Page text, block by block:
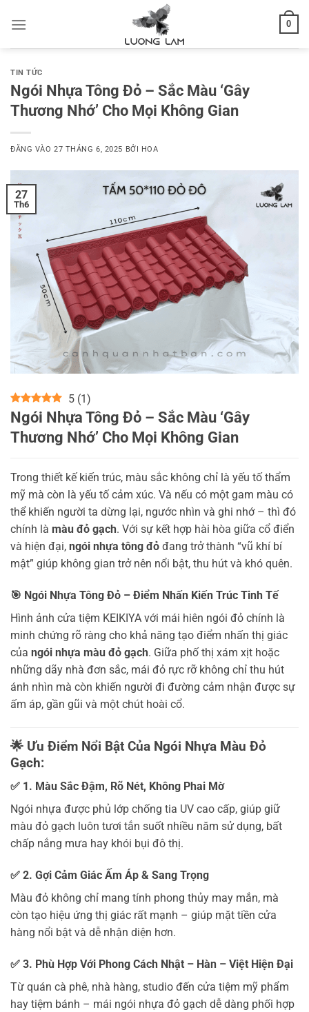
qua
0
TIN TỨC
Ngói Nhựa Tông Đỏ – Sắc Màu ‘Gây
Thương Nhớ’ Cho Mọi Không Gian
ĐĂNG VÀO27 THÁNG 6, 2025 BỞI HOA
27
Th6
5 (1 )
Ngói Nhựa Tông Đỏ – Sắc Màu ‘Gây
Thương Nhớ’ Cho Mọi Không Gian
Trong thiết kế kiến trúc, màu sắc không chỉ là yếu tố thẩm
mỹ mà còn là yếu tố cảm xúc. Và nếu có một gam màu có
thể khiến người ta dừng lại, ngước nhìn và ghi nhớ – thì đó
chính là màu đỏ gạch. Với sự kết hợp hài hòa giữa cổ điển
và hiện đại, ngói nhựa tông đỏ đang trở thành “vũ khí bí
mật” giúp không gian trở nên nổi bật, thu hút và khó quên.
🎯 Ngói Nhựa Tông Đỏ – Điểm Nhấn Kiến Trúc Tinh Tế
Hình ảnh cửa tiệm KEIKIYA với mái hiên ngói đỏ chính là
minh chứng rõ ràng cho khả năng tạo điểm nhấn thị giác
của ngói nhựa màu đỏ gạch. Giữa phố thị xám xịt hoặc
những dãy nhà đơn sắc, mái đỏ rực rỡ không chỉ thu hút
ánh nhìn mà còn khiến người đi đường cảm nhận được sự
ấm áp, gần gũi và một chút hoài cổ.
🌟 Ưu Điểm Nổi Bật Của Ngói Nhựa Màu Đỏ
Gạch:
✅ 1. Màu Sắc Đậm, Rõ Nét, Không Phai Mờ
Ngói nhựa được phủ lớp chống tia UV cao cấp, giúp giữ
màu đỏ gạch luôn tươi tắn suốt nhiều năm sử dụng, bất
chấp nắng mưa hay khói bụi đô thị.
✅ 2. Gợi Cảm Giác Ấm Áp & Sang Trọng
Màu đỏ không chỉ mang tính phong thủy may mắn, mà
còn tạo hiệu ứng thị giác rất mạnh – giúp mặt tiền cửa
hàng nổi bật và dễ nhận diện hơn.
✅ 3. Phù Hợp Với Phong Cách Nhật – Hàn – Việt Hiện Đại
Từ quán cà phê, nhà hàng, studio đến cửa tiệm mỹ phẩm
hay tiệm bánh – mái ngói nhựa đỏ gạch dễ dàng phối hợp